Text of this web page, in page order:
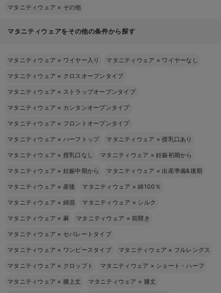
マタニティウェア × その他
マタニティウェアをその他の条件から探す
マタニティウェア × ワイヤー入り マタニティウェア × ワイヤーなし
マタニティウェア × クロスオープンタイプ
マタニティウェア × ストラップオープンタイプ
マタニティウェア × カンタンオープンタイプ
マタニティウェア × フロントオープンタイプ
マタニティウェア × ハーフトップ マタニティウェア ×授乳口あり
マタニティウェア × 授乳口なし マタニティウェア ×妊娠初期から
マタニティウェア × 妊娠中期から マタニティウェア × 出産準備&後期
マタニティウェア × 産後 マタニティウェア ×綿100％
マタニティウェア × 綿混 マタニティウェア × シルク
マタニティウェア × 麻 マタニティウェア ×前開き
マタニティウェア × セパレートタイプ
マタニティウェア × ワンピースタイプ マタニティウェア × フルレングス
マタニティウェア × クロップト マタニティウェア × ショート・ハーフ
マタニティウェア × 膝上丈 マタニティウェア × 膝丈